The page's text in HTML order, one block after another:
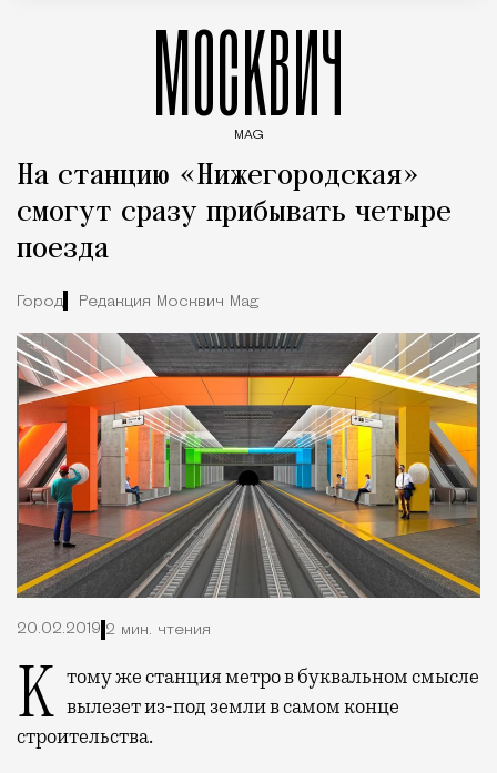
МОСКВИЧ
MAG
На станцию «Нижегородская»
смогут сразу прибывать четыре
поезда
Город Редакция Москвич Mag
20.02.2019 2 мин. чтения
К тому же станция метро в буквальном смысле вылезет из-под земли в самом конце
строительства.